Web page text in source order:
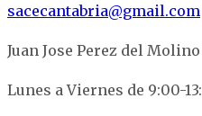
sacecantabria@gmail.com
Juan Jose Perez del
Lunes a Viernes de 9:00-